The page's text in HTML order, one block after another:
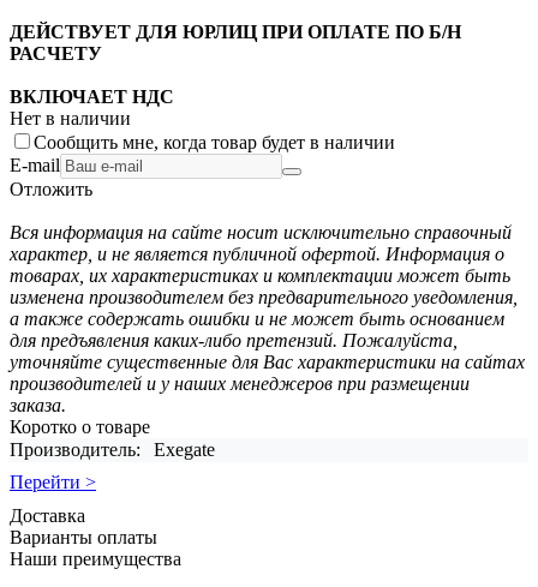
ДЕЙСТВУЕТ ДЛЯ ЮРЛИЦ ПРИ ОПЛАТЕ ПО Б/Н
РАСЧЕТУ
ВКЛЮЧАЕТ НДС
Нет в наличии
Сообщить мне, когда товар будет в наличии
E-mail
Отложить
Вся информация на сайте носит исключительно справочный
характер, и не является публичной офертой. Информация о
товарах, их характеристиках и комплектации может быть
изменена производителем без предварительного уведомления,
а также содержать ошибки и не может быть основанием
для предъявления каких-либо претензий. Пожалуйста,
уточняйте существенные для Вас характеристики на сайтах
производителей и у наших менеджеров при размещении
заказа.
Коротко о товаре
Производитель:
Exegate
Перейти >
Доставка
Варианты оплаты
Наши преимущества